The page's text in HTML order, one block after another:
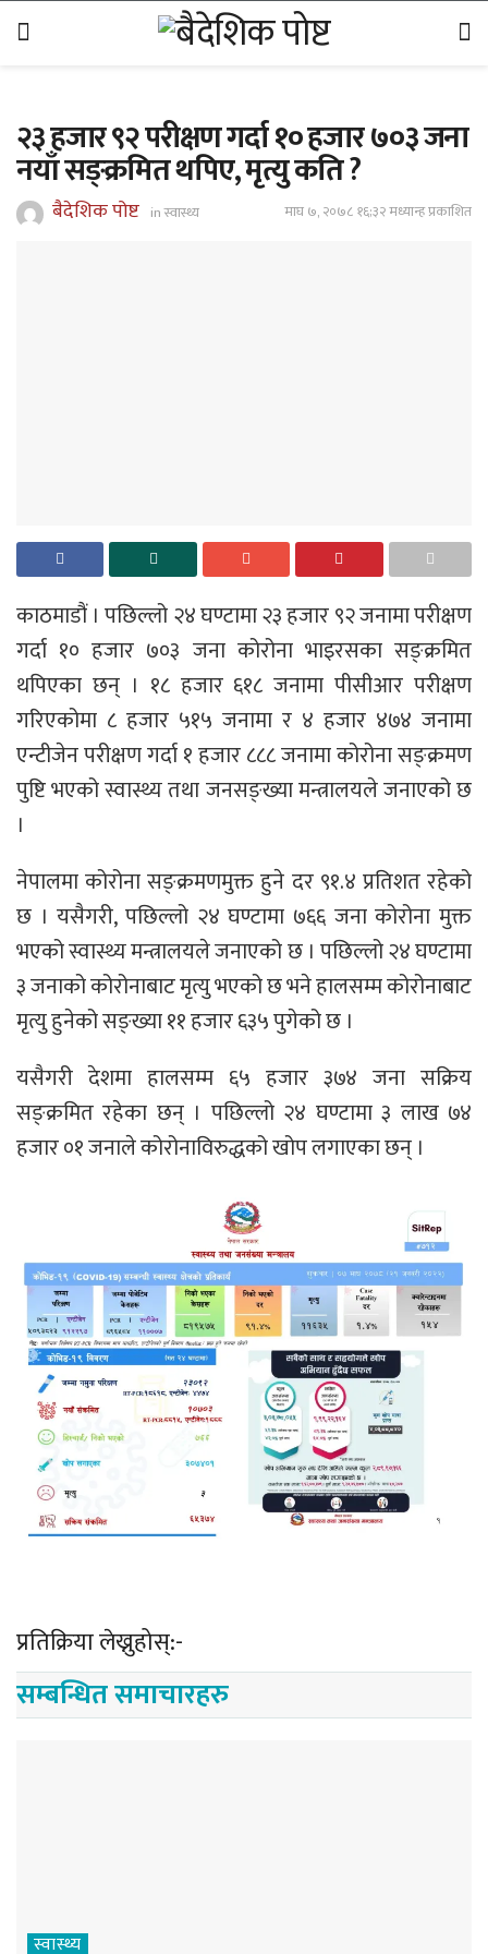
२३ हजार ९२ परीक्षण गर्दा १० हजार ७०३ जना
नयाँ सङ्क्रमित थपिए, मृत्यु कति ?
बैदेशिक पोष्ट inस्वास्थ्य माघ ७, २०७८ १६;३२ मध्यान्ह प्रकाशित
काठमाडौं । पछिल्लो २४ घण्टामा २३ हजार ९२ जनामा परीक्षण
गर्दा १० हजार ७०३ जना कोरोना भाइरसका सङ्क्रमित
थपिएका छन् । १८ हजार ६१८ जनामा पीसीआर परीक्षण
गरिएकोमा ८ हजार ५१५ जनामा र ४ हजार ४७४ जनामा
एन्टीजेन परीक्षण गर्दा १ हजार ८८८ जनामा कोरोना सङ्क्रमण
पुष्टि भएको स्वास्थ्य तथा जनसङ्ख्या मन्त्रालयले जनाएको छ
।
नेपालमा कोरोना सङ्क्रमणमुक्त हुने दर ९१.४ प्रतिशत रहेको
छ । यसैगरी, पछिल्लो २४ घण्टामा ७६६ जना कोरोना मुक्त
भएको स्वास्थ्य मन्त्रालयले जनाएको छ । पछिल्लो २४ घण्टामा
३ जनाको कोरोनाबाट मृत्यु भएको छ भने हालसम्म कोरोनाबाट
मृत्यु हुनेको सङ्ख्या ११ हजार ६३५ पुगेको छ ।
यसैगरी देशमा हालसम्म ६५ हजार ३७४ जना सक्रिय
सङ्क्रमित रहेका छन् । पछिल्लो २४ घण्टामा ३ लाख ७४
हजार ०१ जनाले कोरोनाविरुद्धको खोप लगाएका छन् ।
प्रतिक्रिया लेख्नुहोस्:-
सम्बन्धित समाचारहरु
स्वास्थ्य